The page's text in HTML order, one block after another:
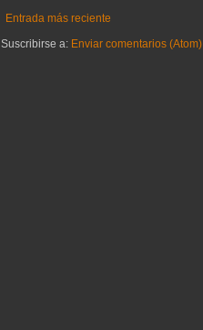
Entrada más reciente
Suscribirse a: Enviar comentarios (Atom)